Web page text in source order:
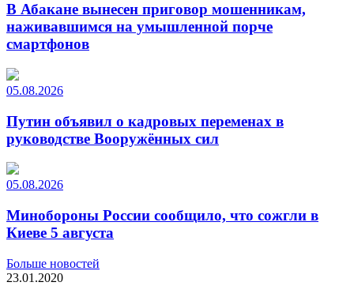
В Абакане вынесен приговор мошенникам,
наживавшимся на умышленной порче
смартфонов
05.08.2026
Путин объявил о кадровых переменах в
руководстве Вооружённых сил
05.08.2026
Минобороны России сообщило, что сожгли в
Киеве 5 августа
Больше новостей
23.01.2020